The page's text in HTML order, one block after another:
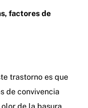
factores de
trastorno es que
de convivencia